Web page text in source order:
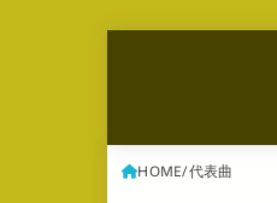
HOME 代表曲